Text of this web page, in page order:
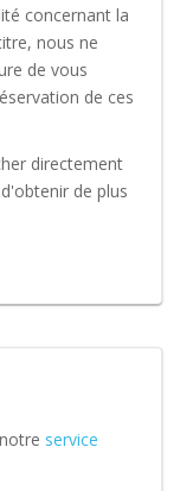
concernant la
nous ne
de vous
de ces
directement
de plus
service